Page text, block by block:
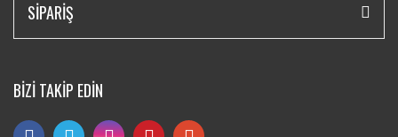
SİPARİŞ
BİZİ TAKİP EDİN